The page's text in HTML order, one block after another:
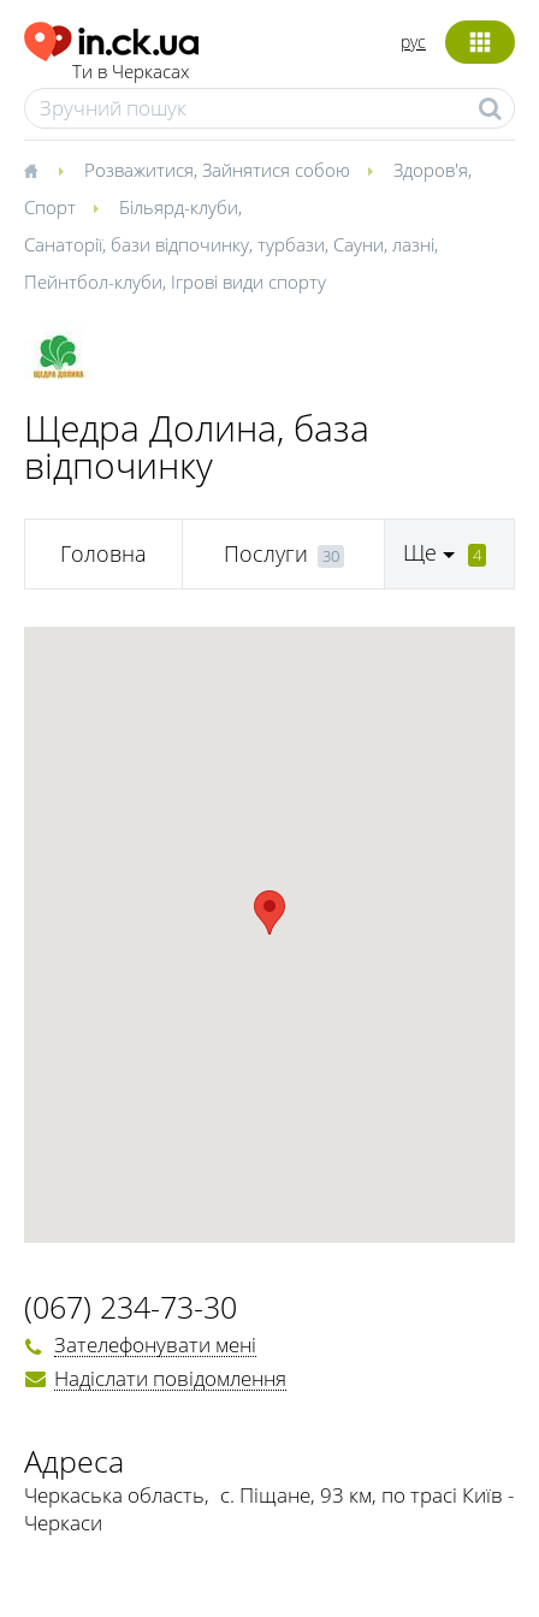
Ти в Черкасах
рус
Розважитися, Зайнятися собою Здоров'я,
Спорт
Більярд-клуби,
Санаторії, бази відпочинку, турбази, Сауни, лазні,
Пейнтбол-клуби, Ігрові види спорту
Щедра Долина, база
відпочинку
Головна Послуги 30 Ще 4
(067) 234-73-30
Зателефонувати мені
Надіслати повідомлення
Адреса
Черкаська область, с. Піщане, 93 км, по трасі Київ -
Черкаси